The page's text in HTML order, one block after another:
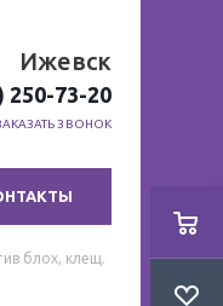
Ижевск
250-73-20
ЗВОНОК
блох, клещ.